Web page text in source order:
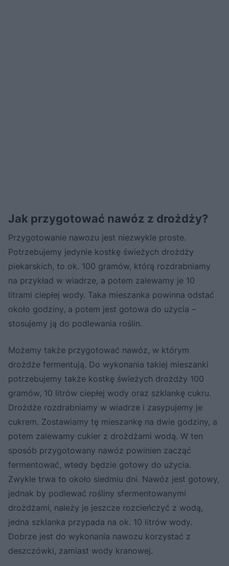
Jak przygotować nawóz z drożdży?
Przygotowanie nawozu jest niezwykle proste.
Potrzebujemy jedynie kostkę świeżych drożdży
piekarskich, to ok. 100 gramów, którą rozdrabniamy
na przykład w wiadrze, a potem zalewamy je 10
litrami ciepłej wody. Taka mieszanka powinna odstać
około godziny, a potem jest gotowa do użycia –
stosujemy ją do podlewania roślin.
Możemy także przygotować nawóz, w którym
drożdże fermentują. Do wykonania takiej mieszanki
potrzebujemy także kostkę świeżych drożdży 100
gramów, 10 litrów ciepłej wody oraz szklankę cukru.
Drożdże rozdrabniamy w wiadrze i zasypujemy je
cukrem. Zostawiamy tę mieszankę na dwie godziny, a
potem zalewamy cukier z drożdżami wodą. W ten
sposób przygotowany nawóz powinien zacząć
fermentować, wtedy będzie gotowy do użycia.
Zwykle trwa to około siedmiu dni. Nawóz jest gotowy,
jednak by podlewać rośliny sfermentowanymi
drożdżami, należy je jeszcze rozcieńczyć z wodą,
jedna szklanka przypada na ok. 10 litrów wody.
Dobrze jest do wykonania nawozu korzystać z
deszczówki, zamiast wody kranowej.